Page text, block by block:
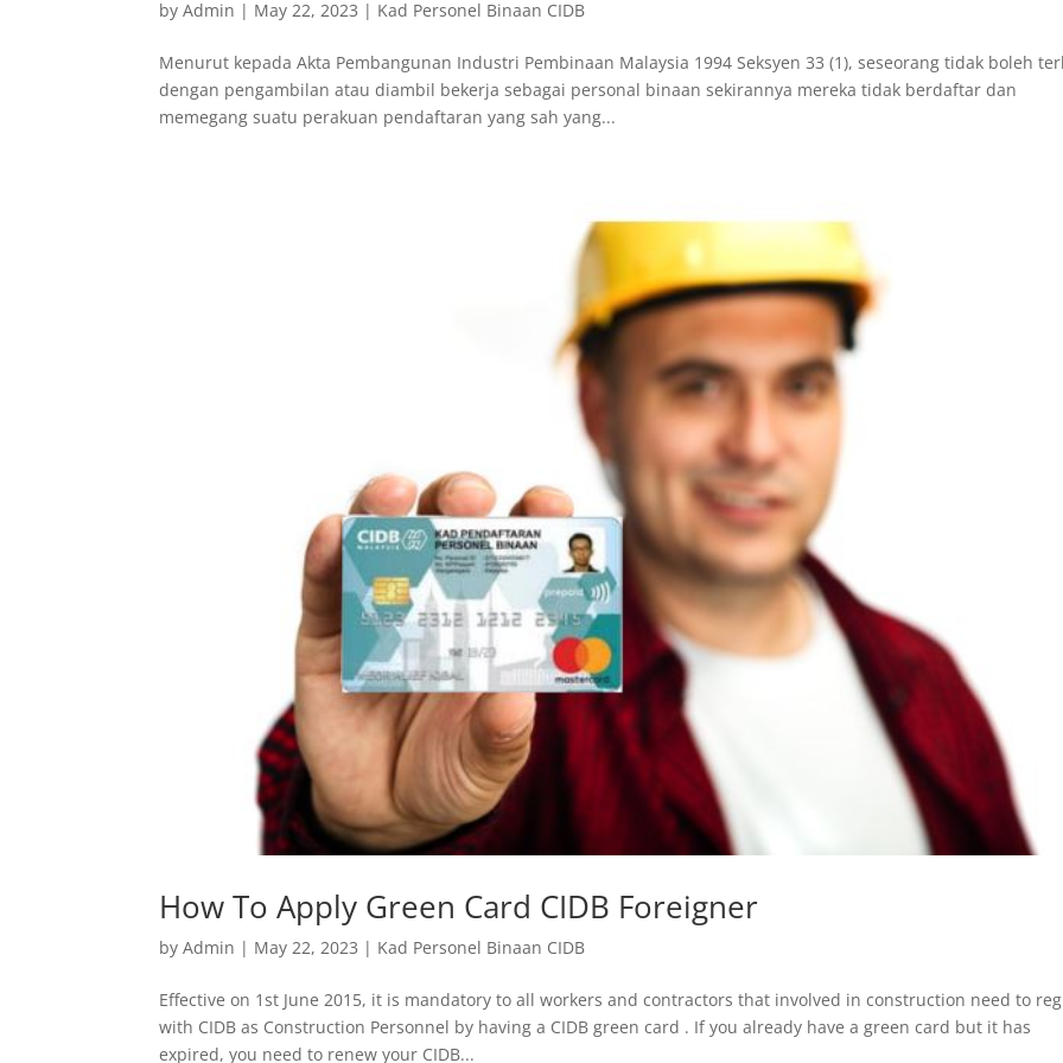
byAdmin | May 22, 2023 | Kad Personel Binaan CIDB
Menurut kepada Akta Pembangunan Industri Pembinaan Malaysia 1994 Seksyen 33 (1), seseorang tidak boleh
dengan pengambilan atau diambil bekerja sebagai personal binaan sekirannya mereka tidak berdaftar dan
memegang suatu perakuan pendaftaran yang sah yang...
How To Apply Green Card CIDB Foreigner
byAdmin | May 22, 2023 | Kad Personel Binaan CIDB
Effective on 1st June 2015, it is mandatory to all workers and contractors that involved in construction need to
with CIDB as Construction Personnel by having a CIDB green card . If you already have a green card but it has
expired, you need to renew your CIDB...